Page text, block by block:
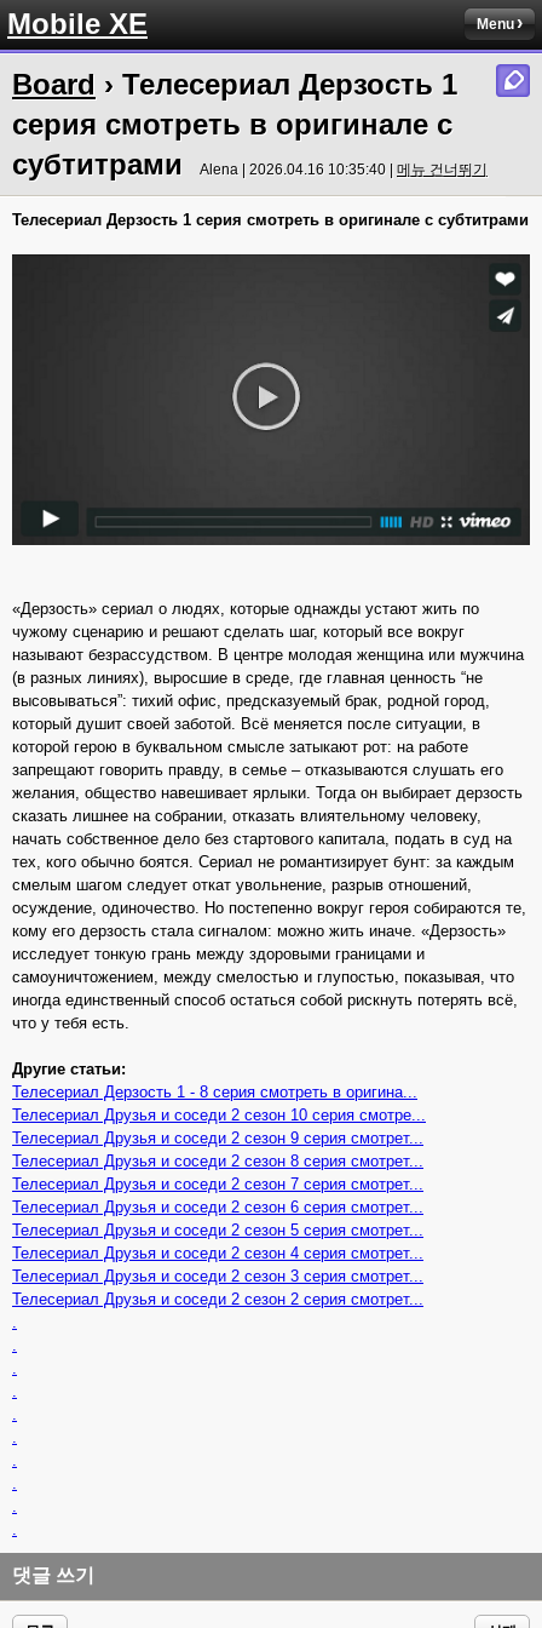
Mobile XE Menu
Board › Телесериал Дерзость 1
серия смотреть в оригинале с
субтитрами
Alena | 2026.04.16 10:35:40 | 메뉴 건너뛰기
Телесериал Дерзость 1 серия смотреть в оригинале с субтитрами
«Дерзость» сериал о людях, которые однажды устают жить по
чужому сценарию и решают сделать шаг, который все вокруг
называют безрассудством. В центре молодая женщина или мужчина
(в разных линиях), выросшие в среде, где главная ценность “не
высовываться”: тихий офис, предсказуемый брак, родной город,
который душит своей заботой. Всё меняется после ситуации, в
которой герою в буквальном смысле затыкают рот: на работе
запрещают говорить правду, в семье – отказываются слушать его
желания, общество навешивает ярлыки. Тогда он выбирает дерзость
сказать лишнее на собрании, отказать влиятельному человеку,
начать собственное дело без стартового капитала, подать в суд на
тех, кого обычно боятся. Сериал не романтизирует бунт: за каждым
смелым шагом следует откат увольнение, разрыв отношений,
осуждение, одиночество. Но постепенно вокруг героя собираются те,
кому его дерзость стала сигналом: можно жить иначе. «Дерзость»
исследует тонкую грань между здоровыми границами и
самоуничтожением, между смелостью и глупостью, показывая, что
иногда единственный способ остаться собой рискнуть потерять всё,
что у тебя есть.
Другие статьи:
Телесериал Дерзость 1 - 8 серия смотреть в оригина...
Телесериал Друзья и соседи 2 сезон 10 серия смотре...
Телесериал Друзья и соседи 2 сезон 9 серия смотрет...
Телесериал Друзья и соседи 2 сезон 8 серия смотрет...
Телесериал Друзья и соседи 2 сезон 7 серия смотрет...
Телесериал Друзья и соседи 2 сезон 6 серия смотрет...
Телесериал Друзья и соседи 2 сезон 5 серия смотрет...
Телесериал Друзья и соседи 2 сезон 4 серия смотрет...
Телесериал Друзья и соседи 2 сезон 3 серия смотрет...
Телесериал Друзья и соседи 2 сезон 2 серия смотрет...
.
.
.
.
.
.
.
.
.
.
댓글 쓰기